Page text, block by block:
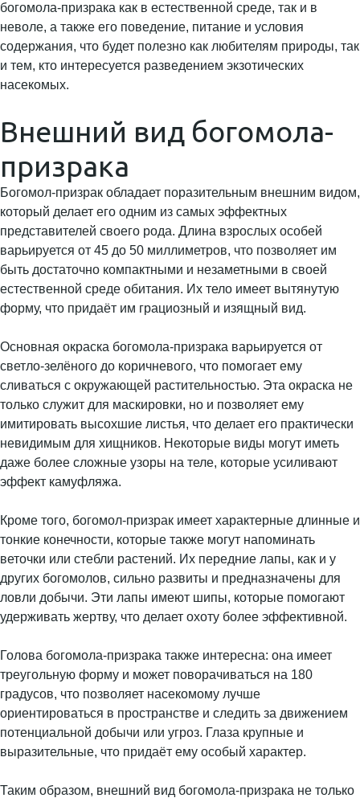
богомола-призрака как в естественной среде, так и в
неволе, а также его поведение, питание и условия
содержания, что будет полезно как любителям природы, так
и тем, кто интересуется разведением экзотических
насекомых.
Внешний вид богомола-
призрака
Богомол-призрак обладает поразительным внешним видом,
который делает его одним из самых эффектных
представителей своего рода. Длина взрослых особей
варьируется от 45 до 50 миллиметров, что позволяет им
быть достаточно компактными и незаметными в своей
естественной среде обитания. Их тело имеет вытянутую
форму, что придаёт им грациозный и изящный вид.
Основная окраска богомола-призрака варьируется от
светло-зелёного до коричневого, что помогает ему
сливаться с окружающей растительностью. Эта окраска не
только служит для маскировки, но и позволяет ему
имитировать высохшие листья, что делает его практически
невидимым для хищников. Некоторые виды могут иметь
даже более сложные узоры на теле, которые усиливают
эффект камуфляжа.
Кроме того, богомол-призрак имеет характерные длинные и
тонкие конечности, которые также могут напоминать
веточки или стебли растений. Их передние лапы, как и у
других богомолов, сильно развиты и предназначены для
ловли добычи. Эти лапы имеют шипы, которые помогают
удерживать жертву, что делает охоту более эффективной.
Голова богомола-призрака также интересна: она имеет
треугольную форму и может поворачиваться на 180
градусов, что позволяет насекомому лучше
ориентироваться в пространстве и следить за движением
потенциальной добычи или угроз. Глаза крупные и
выразительные, что придаёт ему особый характер.
Таким образом, внешний вид богомола-призрака не только